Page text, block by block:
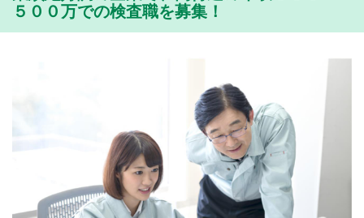
５００万での検査職を募集！